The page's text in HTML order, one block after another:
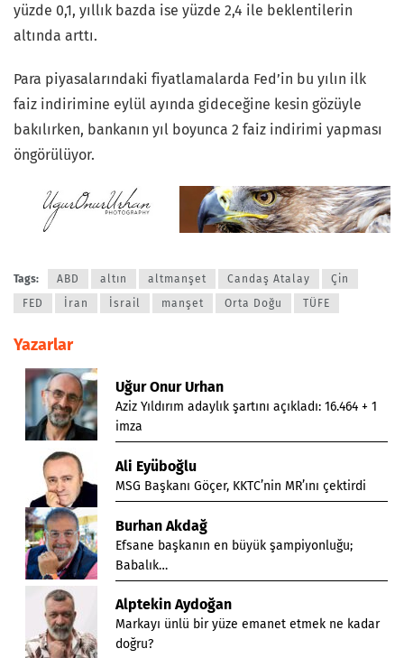
yüzde 0,1, yıllık bazda ise yüzde 2,4 ile beklentilerin
altında arttı.
Para piyasalarındaki fiyatlamalarda Fed’in bu yılın ilk
faiz indirimine eylül ayında gideceğine kesin gözüyle
bakılırken, bankanın yıl boyunca 2 faiz indirimi yapması
öngörülüyor.
Tags: ABD altın altmanşet Candaş Atalay
Çin
FED
İran İsrail manşet Orta Doğu TÜFE
Yazarlar
Uğur Onur Urhan
Aziz Yıldırım adaylık şartını açıkladı: 16.464 + 1
imza
Ali Eyüboğlu
MSG Başkanı Göçer, KKTC’nin MR’ını çektirdi
Burhan Akdağ
Efsane başkanın en büyük şampiyonluğu;
Babalık…
Alptekin Aydoğan
Markayı ünlü bir yüze emanet etmek ne kadar
doğru?